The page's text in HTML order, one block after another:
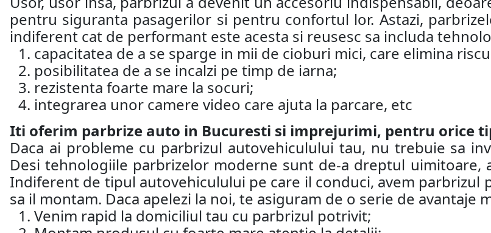
pentru siguranta pasagerilor si pentru confortul lor. Astazi,
indiferent cat de performant este acesta si reusesc sa includa
capacitatea de a se sparge in mii de cioburi mici, care elimina
posibilitatea de a se incalzi pe timp de iarna;
rezistenta foarte mare la socuri;
integrarea unor camere video care ajuta la parcare, etc
Iti oferim parbrize auto in Bucuresti si imprejurimi, pentru orice
Daca ai probleme cu parbrizul autovehiculului tau, nu trebuie sa
Desi tehnologiile parbrizelor moderne sunt de-a dreptul
Indiferent de tipul autovehiculului pe care il conduci, avem
sa il montam. Daca apelezi la noi, te asiguram de o serie de avantaje
Venim rapid la domiciliul tau cu parbrizul potrivit;